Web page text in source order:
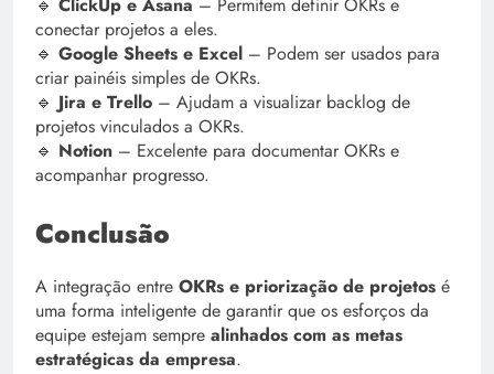
🔹 ClickUp e Asana – Permitem definir OKRs e
conectar projetos a eles.
🔹 Google Sheets e Excel – Podem ser usados para
criar painéis simples de OKRs.
🔹 Jira e Trello – Ajudam a visualizar backlog de
projetos vinculados a OKRs.
🔹 Notion – Excelente para documentar OKRs e
acompanhar progresso.
Conclusão
A integração entre OKRs e priorização de projetos é
uma forma inteligente de garantir que os esforços da
equipe estejam sempre alinhados com as metas
estratégicas da empresa.